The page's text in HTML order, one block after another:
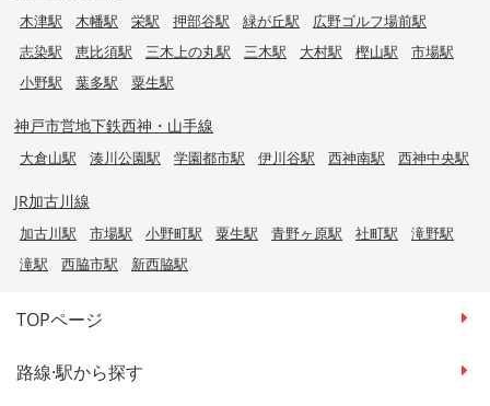
木津駅 木幡駅 栄駅 押部谷駅 緑が丘駅
広野ゴルフ場前駅
志染駅
恵比須駅 三木上の丸駅 三木駅 大村駅 樫山駅
市場駅
小野駅
葉多駅 粟生駅
神戸市営地下鉄西神・山手線
大倉山駅 湊川公園駅 学園都市駅 伊川谷駅 西神南駅 西神中央駅
JR加古川線
加古川駅 市場駅 小野町駅 粟生駅 青野ヶ原駅 社町駅
滝野駅
滝駅
西脇市駅 新西脇駅
TOPページ
路線·駅から探す